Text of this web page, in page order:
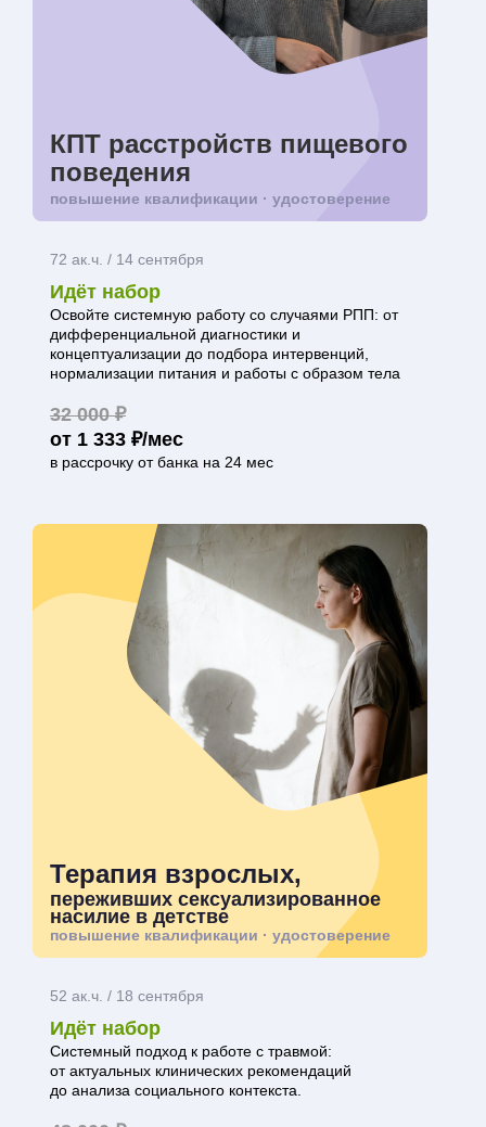
КПТ расстройств пищевого
поведения
повышение квалификации · удостоверение
72 ак.ч. / 14 сентября
Идёт набор
Освойте системную работу со случаями РПП: от
дифференциальной диагностики и
концептуализации до подбора интервенций,
нормализации питания и работы с образом тела
32 000 ₽
от 1 333 ₽/мес
в рассрочку от банка на 24 мес
Терапия взрослых,
переживших сексуализированное
насилие в детстве
повышение квалификации · удостоверение
52 ак.ч. / 18 сентября
Идёт набор
Системный подход к работе с травмой:
от актуальных клинических рекомендаций
до анализа социального контекста.